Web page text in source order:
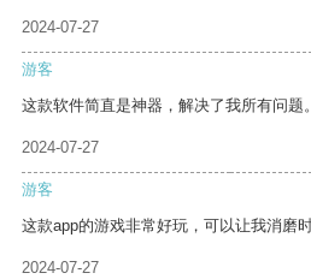
2024-07-27
游客
这款软件简直是神器，解决了我所有问题。
2024-07-27
游客
这款app的游戏非常好玩，可以让我消磨时
2024-07-27